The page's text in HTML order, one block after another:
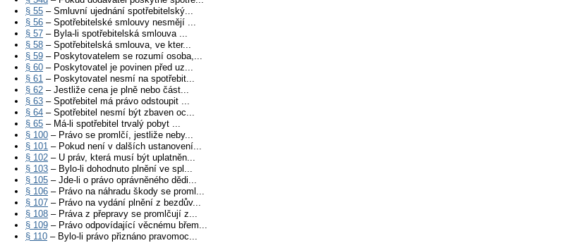
§ 55 – Smluvní ujednání spotřebitelský...
§ 56 – Spotřebitelské smlouvy nesmějí ...
§ 57 – Byla-li spotřebitelská smlouva ...
§ 58 – Spotřebitelská smlouva, ve kter...
§ 59 – Poskytovatelem se rozumí osoba,...
§ 60 – Poskytovatel je povinen před uz...
§ 61 – Poskytovatel nesmí na spotřebit...
§ 62 – Jestliže cena je plně nebo část...
§ 63 – Spotřebitel má právo odstoupit ...
§ 64 – Spotřebitel nesmí být zbaven oc...
§ 65 – Má-li spotřebitel trvalý pobyt ...
§ 100 – Právo se promlčí, jestliže neby...
§ 101 – Pokud není v dalších ustanovení...
§ 102 – U práv, která musí být uplatněn...
§ 103 – Bylo-li dohodnuto plnění ve spl...
§ 105 – Jde-li o právo oprávněného dědi...
§ 106 – Právo na náhradu škody se proml...
§ 107 – Právo na vydání plnění z bezdův...
§ 108 – Práva z přepravy se promlčují z...
§ 109 – Právo odpovídající věcnému břem...
§ 110 – Bylo-li právo přiznáno pravomoc...